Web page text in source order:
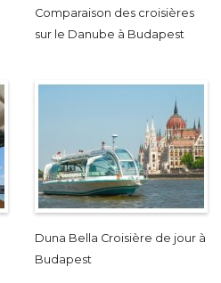
Comparaison des croisières
sur le Danube à Budapest
Duna Bella Croisière de jour à
Budapest